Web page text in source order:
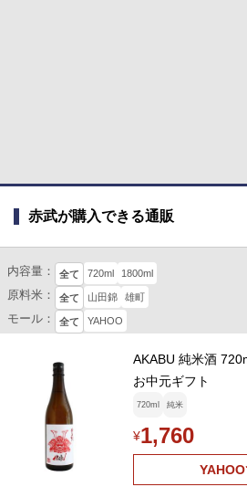
赤武が購入できる通販
内容量： 全て 720ml 1800ml
原料米： 全て 山田錦 雄町
モール： 全て YAHOO
AKABU 純米酒
お中元ギフト
720ml 純米
¥1,760